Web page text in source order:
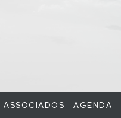
ASSOCIADOS AGENDA